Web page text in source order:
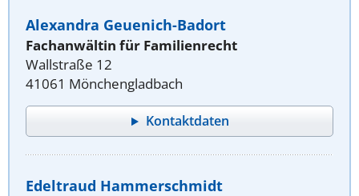
Alexandra Geuenich-Badort
Fachanwältin für Familienrecht
Wallstraße 12
41061 Mönchengladbach
Kontaktdaten
Edeltraud Hammerschmidt